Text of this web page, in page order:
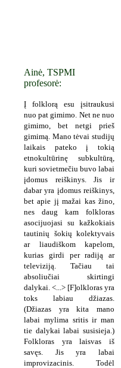
Ainė, TSPMI
profesorė:
Į folklorą esu įsitraukusi
nuo pat gimimo. Net ne nuo
gimimo, bet netgi prieš
gimimą. Mano tėvai studijų
laikais pateko į tokią
etnokultūrinę subkultūrą,
kuri sovietmečiu buvo labai
įdomus reiškinys. Jis ir
dabar yra įdomus reiškinys,
bet apie jį mažai kas žino,
nes daug kam folkloras
asocijuojasi su kažkokiais
tautinių šokių kolektyvais
ar liaudiškom kapelom,
kurias girdi per radiją ar
televiziją. Tačiau tai
absoliučiai skirtingi
dalykai. <...> [F]olkloras yra
toks labiau džiazas.
(Džiazas yra kita mano
labai mylima sritis ir man
tie dalykai labai susisieja.)
Folkloras yra laisvas iš
savęs. Jis yra labai
improvizacinis. Todėl